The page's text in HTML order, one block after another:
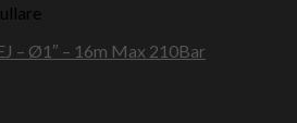
– Ø1″ – 16m Max 210Bar